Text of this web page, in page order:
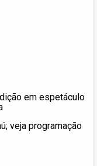
em espetáculo
veja programação